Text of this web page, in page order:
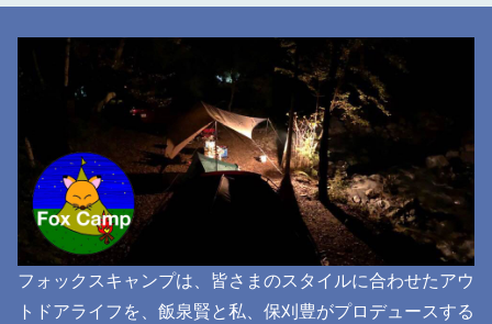
フォックスキャンプは、皆さまのスタイルに合わせたアウ
トドアライフを、飯泉賢と私、保刈豊がプロデュースする